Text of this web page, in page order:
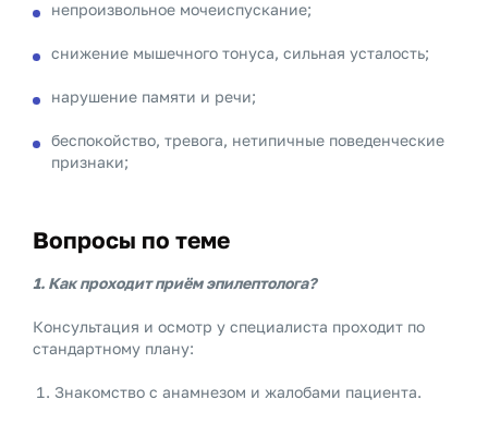
непроизвольное мочеиспускание;
снижение мышечного тонуса, сильная усталость;
нарушение памяти и речи;
беспокойство, тревога, нетипичные поведенческие
признаки;
Вопросы по теме
1. Как проходит приём эпилептолога?
Консультация и осмотр у специалиста проходит по
стандартному плану:
Знакомство с анамнезом и жалобами пациента.